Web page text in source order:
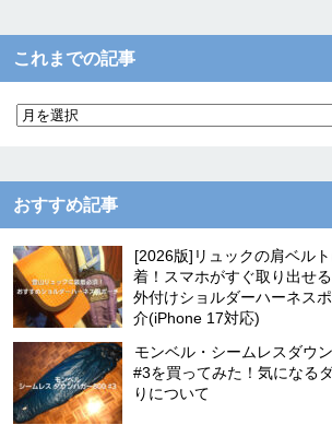
これまでの記事
おすすめ記事
[2026版]リュックの肩ベル
着！スマホがすぐ取り出せ
外付けショルダーハーネス
介(iPhone 17対応)
モンベル・シームレスダウ
#3を買ってみた！気になる
りについて